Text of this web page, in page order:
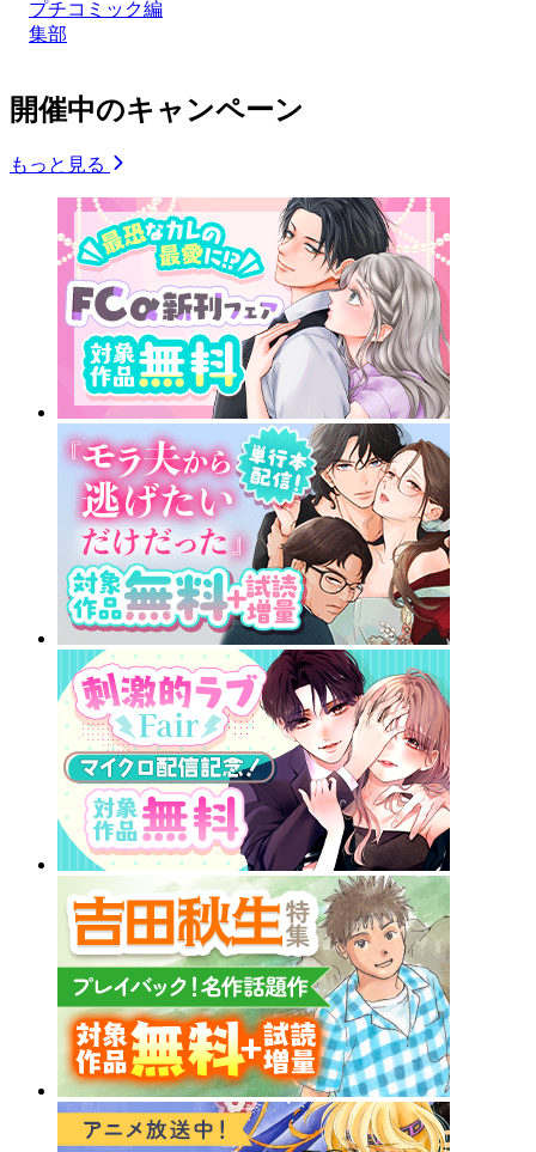
プチコミック編
集部
開催中のキャンペーン
もっと見る